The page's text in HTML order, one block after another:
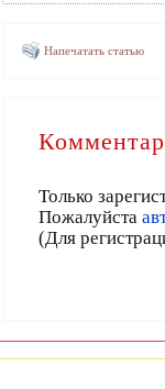
Напечатать статью
Только
Пожалуйста
(Для